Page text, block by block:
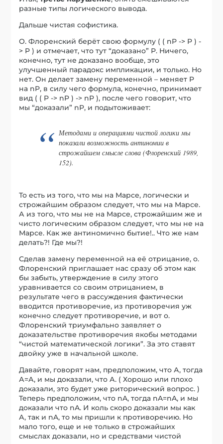
разные типы логического вывода.
Дальше чистая софистика.
О. Флоренский берёт свою формулу ( ( nP -> P ) -
> P ) и отмечает, что тут “доказано” Р. Ничего,
конечно, тут не доказано вообще, это
улучшенный парадокс импликации, и только. Но
нет. Он делает замену переменной – меняет P
на nP, в силу чего формула, конечно, принимает
вид ( ( P -> nP ) -> nP ), после чего говорит, что
мы “доказали” nP, и подытоживает:
Методами и операциями чистой логики мы
показали возможность антиномии в
строжайшем смысле слова (Флоренский 1989,
152).
То есть из того, что мы на Марсе, логически и
строжайшим образом следует, что мы на Марсе.
А из того, что мы не на Марсе, строжайшим же и
чисто логическим образом следует, что мы не на
Марсе. Как же антиномично бытие!.. Что же нам
делать?! Где мы?!
Сделав замену переменной на её отрицание, о.
Флоренский приглашает нас сразу об этом как
бы забыть, утверждение в силу этого
уравнивается со своим отрицанием, в
результате чего в рассуждения фактически
вводится противоречие, из противоречия уж
конечно следует противоречие, и вот о.
Флоренский триумфально заявляет о
доказательстве противоречия якобы методами
“чистой математической логики”. За это ставят
двойку уже в начальной школе.
Давайте, говорят нам, предположим, что А, тогда
А=А, и мы доказали, что А. ( Хорошо или плохо
доказали, это будет уже риторический вопрос. )
Теперь предположим, что nA, тогда nA=nA, и мы
доказали что nA. И коль скоро доказали мы как
А, так и nA, то мы пришли к противоречию. Но
мало того, еще и не только в строжайших
смыслах доказали, но и средствами чистой